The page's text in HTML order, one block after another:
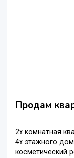
Продам
2х комнатная
4х этажного
косметический